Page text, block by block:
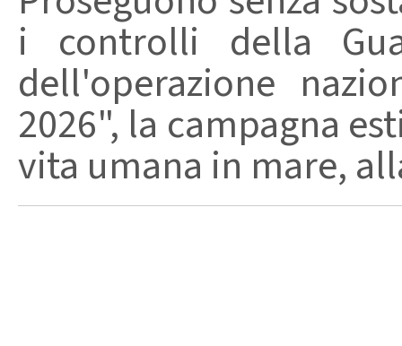
i controlli della
dell'operazione
2026", la campagna
vita umana in mare,